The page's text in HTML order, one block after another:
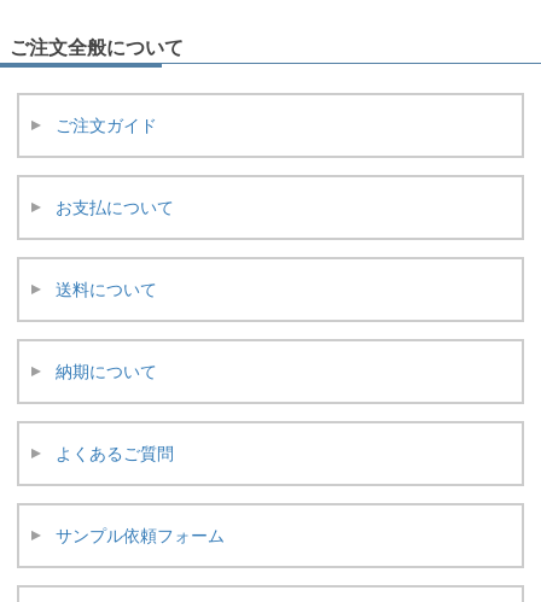
ご注文全般について
ご注文ガイド
お支払について
送料について
納期について
よくあるご質問
サンプル依頼フォーム